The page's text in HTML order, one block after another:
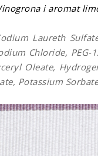
i aromat
Laureth
Chloride,
Oleate,
Potassium